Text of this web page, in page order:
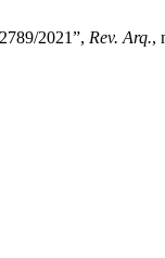
2021”, Rev. Arq.,